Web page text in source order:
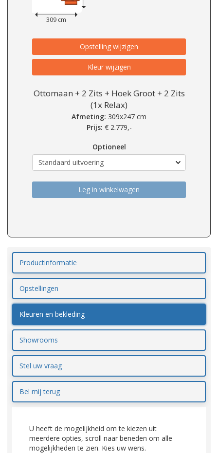
309 cm
Opstelling wijzigen
Kleur wijzigen
Ottomaan + 2 Zits + Hoek Groot + 2 Zits
(1x Relax)
Afmeting: 309x247 cm
Prijs: € 2.779,-
Optioneel
Leg in winkelwagen
Productinformatie
Opstellingen
Kleuren en bekleding
Showrooms
Stel uw vraag
Bel mij terug
U heeft de mogelijkheid om te kiezen uit
meerdere opties, scroll naar beneden om alle
mogelijkheden te zien. Kies uw wens.